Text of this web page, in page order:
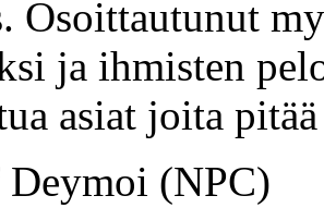
Osoittautunut
ja ihmisten
asiat joita
(NPC)